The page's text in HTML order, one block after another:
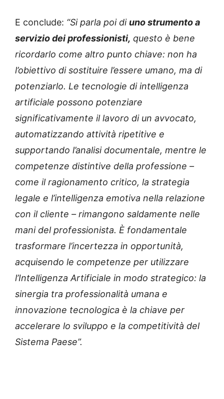
E conclude: “Si parla poi diuno strumento a
servizio dei professionisti, questo è bene
ricordarlo come altro punto chiave: non ha
l’obiettivo di sostituire l’essere umano, ma di
potenziarlo. Le tecnologie di intelligenza
artificiale possono potenziare
significativamente il lavoro di un avvocato,
automatizzando attività ripetitive e
supportando l’analisi documentale, mentre le
competenze distintive della professione –
come il ragionamento critico, la strategia
legale e l’intelligenza emotiva nella relazione
con il cliente – rimangono saldamente nelle
mani del professionista. È fondamentale
trasformare l’incertezza in opportunità,
acquisendo le competenze per utilizzare
l’Intelligenza Artificiale in modo strategico: la
sinergia tra professionalità umana e
innovazione tecnologica è la chiave per
accelerare lo sviluppo e la competitività del
Sistema Paese”.